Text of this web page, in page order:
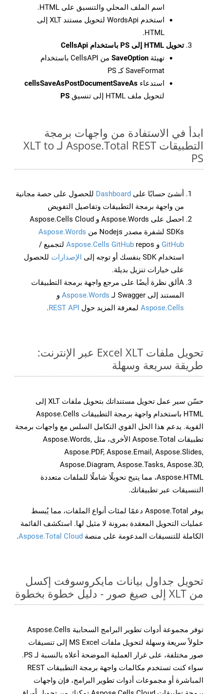
اسم الملف المحلي والتنسيق على HTML.
استخدم WordsApi لتحويل مستند XLT إلى
HTML.
تحويل HTML إلى PS باستخدام CellsApi
تهيئة SaveOption
من CellsAPI باستخدام
SaveFormat كـ PS
استدعاء cellsSaveAsPostDocumentSaveAs
لتحويل ملف HTML إلى تنسيق
PS
ابدأ في الاستفادة من واجهات برمجة
التطبيقات Aspose.Total REST لـ XLT to
PS
أنشئ حسابًا على Dashboard للحصول على حصة مجانية
من واجهة برمجة التطبيقات وتفاصيل التفويض
احصل على Aspose.Words و Aspose.Cells Cloud
SDKs لشفرة مصدر Nodejs من
Aspose.Words
GitHub و Aspose.Cells GitHub repos لتجميع /
استخدام SDK بنفسك أو توجه إلى
الإصدارات للحصول
على خيارات تنزيل بديلة.
Aألق نظرة أيضًا على مرجع واجهة برمجة التطبيقات
المستند إلى Swagger لـ
Aspose.Words و
Aspose.Cells لمعرفة المزيد حول REST API
.
تحويل ملفات Excel XLT عبر الإنترنت:
طريقة سريعة وسهلة
حسّن سير عمل تحويل مستنداتك بتحويل ملفات XLT إلى
HTML باستخدام واجهة برمجة التطبيقات Aspose.Cells
القوية. يدعم هذا الحل القوي التكامل السلس مع واجهات برمجة
تطبيقات Aspose.Total الأخرى، مثل Aspose.Words,
Aspose.PDF, Aspose.Email, Aspose.Slides,
Aspose.Diagram, Aspose.Tasks, Aspose.3D,
Aspose.HTML، مما يتيح تحويلًا شاملًا للملفات متعددة
التنسيقات عبر تطبيقاتك.
يوفر Aspose.Total دعمًا لمئات أنواع الملفات، مما يُبسط
عمليات التحويل المعقدة بمرونة لا مثيل لها. استكشف القائمة
الكاملة للتنسيقات المدعومة على منصة Aspose.Total Cloud
.
تحويل جداول بيانات مايكروسوفت إكسل
من XLT إلى صيغ صور - دليل خطوة بخطوة
توفر مجموعة أدوات تطوير البرامج السحابية Aspose.Cells
حلولاً سريعة وسهلة لتحويل ملفات MS Excel إلى تنسيقات
صور مختلفة، على غرار العملية الموضحة أعلاه بالنسبة لـ PS.
سواء كنت تستخدم مكالمات واجهة برمجة التطبيقات REST
المباشرة أو مجموعات أدوات تطوير البرامج، فإن واجهات